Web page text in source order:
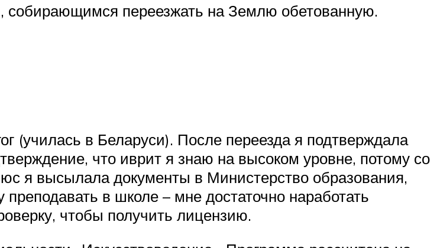
собирающимся переезжать на Землю обетованную.
(училась в Беларуси). После переезда я подтверждала
что иврит я знаю на высоком уровне, потому со
я высылала документы в Министерство образования,
в школе – мне достаточно наработать
чтобы получить лицензию.